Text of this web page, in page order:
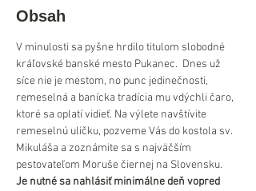
Obsah
V minulosti sa pyšne hrdilo titulom slobodné
kráľovské banské mesto Pukanec.  Dnes už
síce nie je mestom, no punc jedinečnosti,
remeselná a banícka tradícia mu vdýchli čaro,
ktoré sa oplatí vidieť. Na výlete navštívite
remeselnú uličku, pozveme Vás do kostola sv.
Mikuláša a zoznámite sa s najväčším
pestovateľom Moruše čiernej na Slovensku.
Je nutné sa nahlásiť minimálne deň vopred